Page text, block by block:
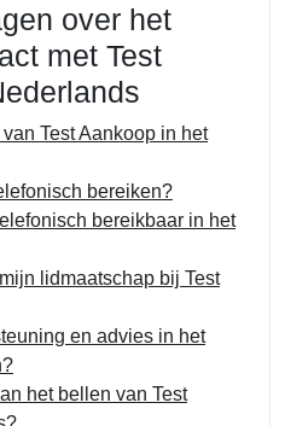
over het
met Test
Test Aankoop in het
bereiken?
bereikbaar in het
lidmaatschap bij Test
en advies in het
het bellen van Test